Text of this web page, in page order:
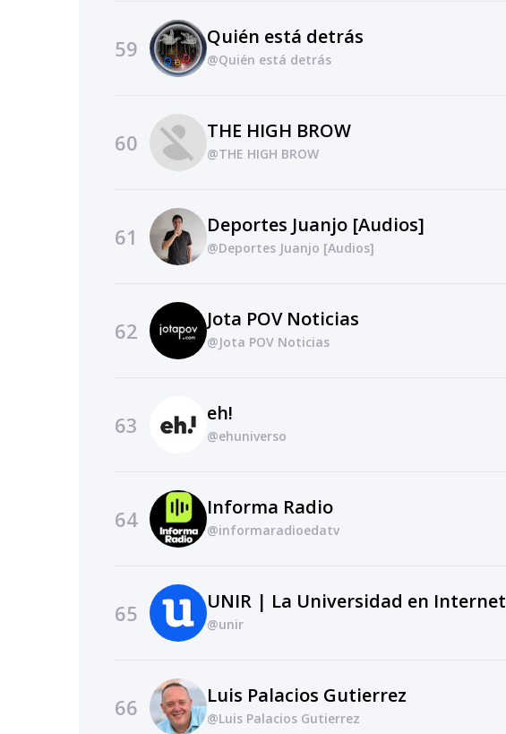
59 Quién está detrás
@Quién está detrás
60 THE HIGH BROW
@THE HIGH BROW
61 Deportes Juanjo [Audios]
@Deportes Juanjo [Audios]
62 Jota POV Noticias
@Jota POV Noticias
63 eh!
@ehuniverso
64 Informa Radio
@informaradioedatv
65 UNIR | La Universidad en Internet
@unir
66 Luis Palacios Gutierrez
@Luis Palacios Gutierrez